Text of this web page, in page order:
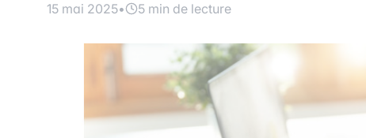
15 mai 2025• 5 min de lecture